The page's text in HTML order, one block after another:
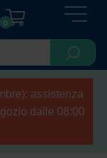
0
assistenza
dalle 08:00